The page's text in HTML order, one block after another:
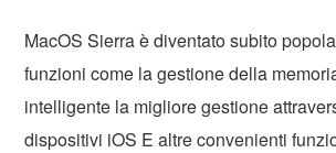
MacOS Sierra è diventato subito
funzioni come la gestione della
intelligente la migliore gestione
dispositivi iOS E altre convenienti